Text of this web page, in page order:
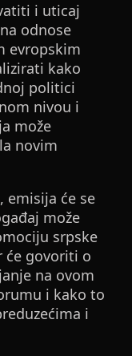
i uticaj
odnose
evropskim
kako
politici
nivou i
može
novim
emisija će se
može
srpske
će govoriti o
na ovom
i kako to
i